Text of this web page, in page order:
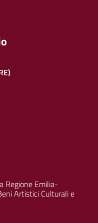
Regione Emilia-
Artistici Culturali e